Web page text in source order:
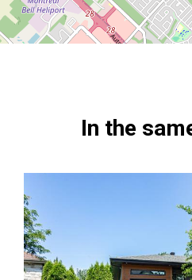
In the